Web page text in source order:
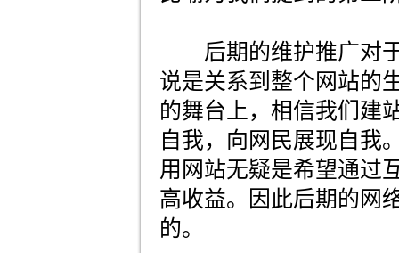
后期的维护推广对于
说是关系到整个网站的
的舞台上，相信我们建
自我，向网民展现自我
用网站无疑是希望通过
高收益。因此后期的网
的。